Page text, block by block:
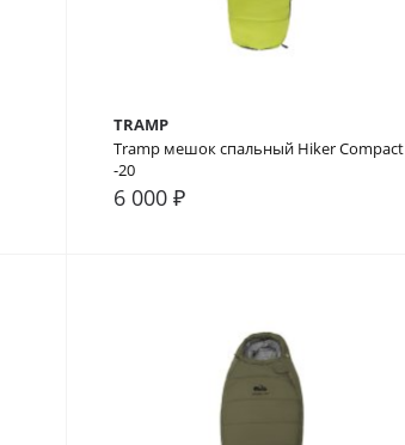
TRAMP
Tramp мешок спальный Hiker Compact
-20
6 000 ₽
В сравнение